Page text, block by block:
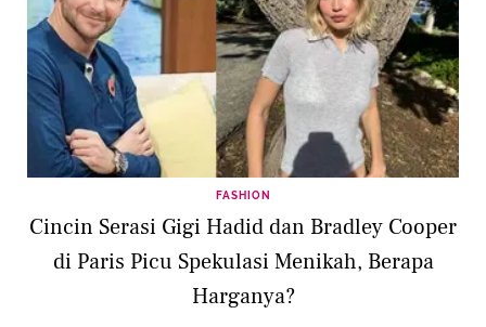
FASHION
Cincin Serasi Gigi Hadid dan Bradley Cooper
di Paris Picu Spekulasi Menikah, Berapa
Harganya?